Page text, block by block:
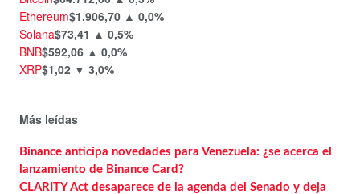
Ethereum$1.906,70 ▲ 0,0%
Solana$73,41 ▲ 0,5%
BNB$592,06 ▲ 0,0%
XRP$1,02 ▼ 3,0%
Más leídas
Binance anticipa novedades para Venezuela: ¿se acerca el
lanzamiento de Binance Card?
CLARITY Act desaparece de la agenda del Senado y deja